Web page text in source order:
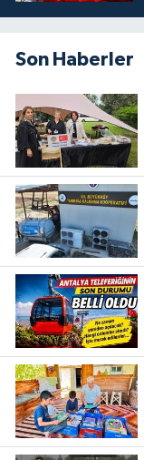
Son Haberler